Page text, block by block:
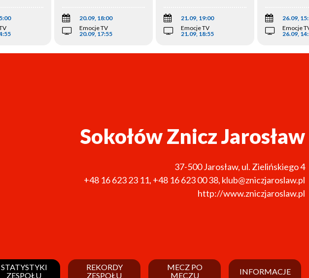
20.09, 18:00
Emocje TV
20.09, 17:55
21.09, 19:00
Emocje TV
21.09, 18:55
26.09,
Emocje
26.09,
Sokołów Znicz Jarosław
37-500Jarosław, ul. Zielińskiego 4
+48 16 623 23 11, +48 16 623 00 38, klub@zniczjaroslaw.pl
http://www.zniczjaroslaw.pl
STATYSTYKI
ZESPOŁU
REKORDY
ZESPOŁU
MECZ PO
MECZU
INFORMACJE